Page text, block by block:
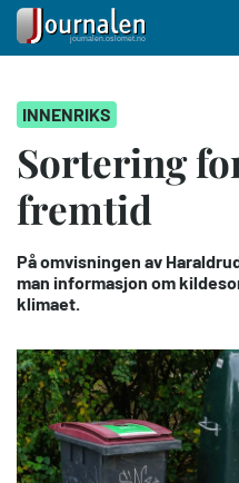
hovedinnhold
INNENRIKS
Sortering
fremtid
På omvisningen av
man informasjon om
klimaet.